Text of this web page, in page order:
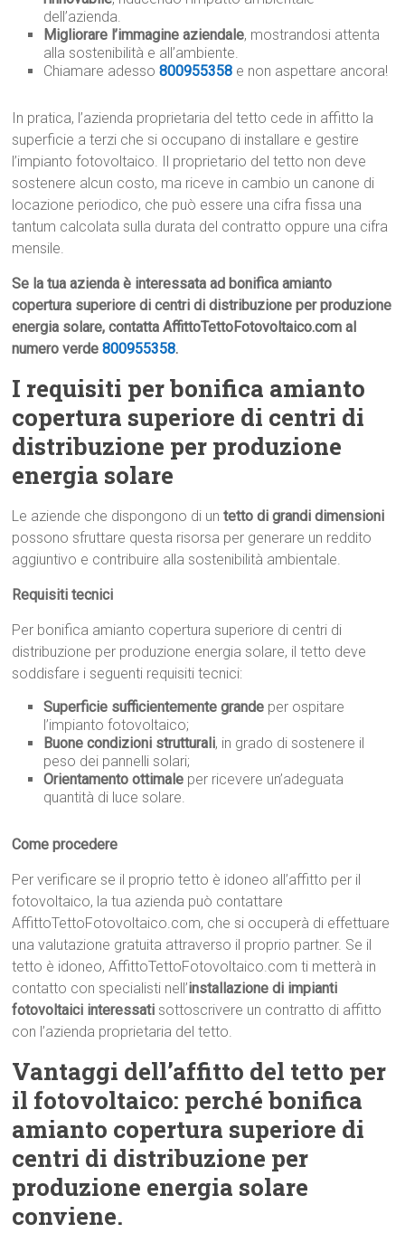
dell’azienda.
Migliorare l’immagine aziendale, mostrandosi attenta
alla sostenibilità e all’ambiente.
Chiamare adesso800955358 e non aspettare ancora!
In pratica, l’azienda proprietaria del tetto cede in affitto la
superficie a terzi che si occupano di installare e gestire
l’impianto fotovoltaico. Il proprietario del tetto non deve
sostenere alcun costo, ma riceve in cambio un canone di
locazione periodico, che può essere una cifra fissa una
tantum calcolata sulla durata del contratto oppure una cifra
mensile.
Se la tua azienda è interessata ad bonifica amianto
copertura superiore di centri di distribuzione per produzione
energia solare, contatta AffittoTettoFotovoltaico.com al
numero verde800955358.
I requisiti per bonifica amianto
copertura superiore di centri di
distribuzione per produzione
energia solare
Le aziende che dispongono di untetto di grandi dimensioni
possono sfruttare questa risorsa per generare un reddito
aggiuntivo e contribuire alla sostenibilità ambientale.
Requisiti tecnici
Per bonifica amianto copertura superiore di centri di
distribuzione per produzione energia solare, il tetto deve
soddisfare i seguenti requisiti tecnici:
Superficie sufficientemente grande per ospitare
l’impianto fotovoltaico;
Buone condizioni strutturali, in grado di sostenere il
peso dei pannelli solari;
Orientamento ottimale per ricevere un’adeguata
quantità di luce solare.
Come procedere
Per verificare se il proprio tetto è idoneo all’affitto per il
fotovoltaico, la tua azienda può contattare
AffittoTettoFotovoltaico.com, che si occuperà di effettuare
una valutazione gratuita attraverso il proprio partner. Se il
tetto è idoneo, AffittoTettoFotovoltaico.com ti metterà in
contatto con specialisti nell’installazione di impianti
fotovoltaici interessati sottoscrivere un contratto di affitto
con l’azienda proprietaria del tetto.
Vantaggi dell’affitto del tetto per
il fotovoltaico: perché bonifica
amianto copertura superiore di
centri di distribuzione per
produzione energia solare
conviene.